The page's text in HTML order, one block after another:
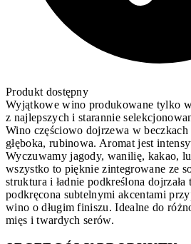
Produkt dostępny
Wyjątkowe wino produkowane tylko
z najlepszych i starannie
Wino częściowo dojrzewa w
głęboka, rubinowa. Aromat jest
Wyczuwamy jagody, wanilię, kakao,
wszystko to pięknie zintegrowane ze
struktura i ładnie podkreślona
podkręcona subtelnymi akcentami
wino o długim finiszu. Idealne do
mięs i twardych serów.